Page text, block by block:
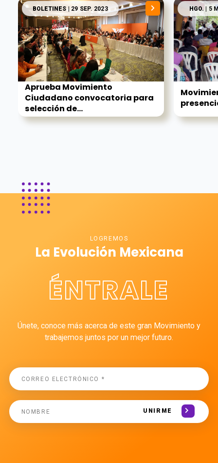
BOLETINES| 29 SEP. 2023
Aprueba Movimiento
Ciudadano convocatoria para
selección de...
HGO.| 5
LOGREMOS
La Evolución Mexicana
ÉNTRALE
Únete, conoce más acerca de este gran Movimiento y
trabajemos juntos por un mejor futuro.
UNIRME